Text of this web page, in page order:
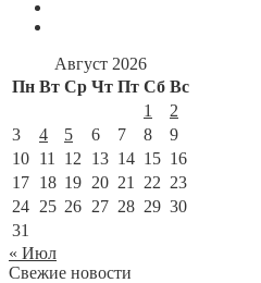
Август 2026
Пн Вт Ср Чт Пт Сб Вс
1
2
3
4 5 6 7 8
9
10 11 12 13 14 15 16
17 18 19 20 21 22 23
24 25 26 27 28 29 30
31
« Июл
Свежие новости